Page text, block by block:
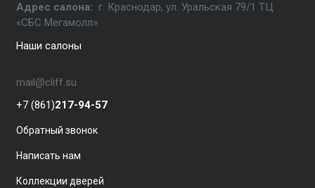
Адрес салона: г. Краснодар, ул. Уральская 79/1 ТЦ
«СБС Мегамолл»
Наши салоны
mail@cliff.su
+7 (861)217-94-57
Обратный звонок
Написать нам
Коллекции дверей